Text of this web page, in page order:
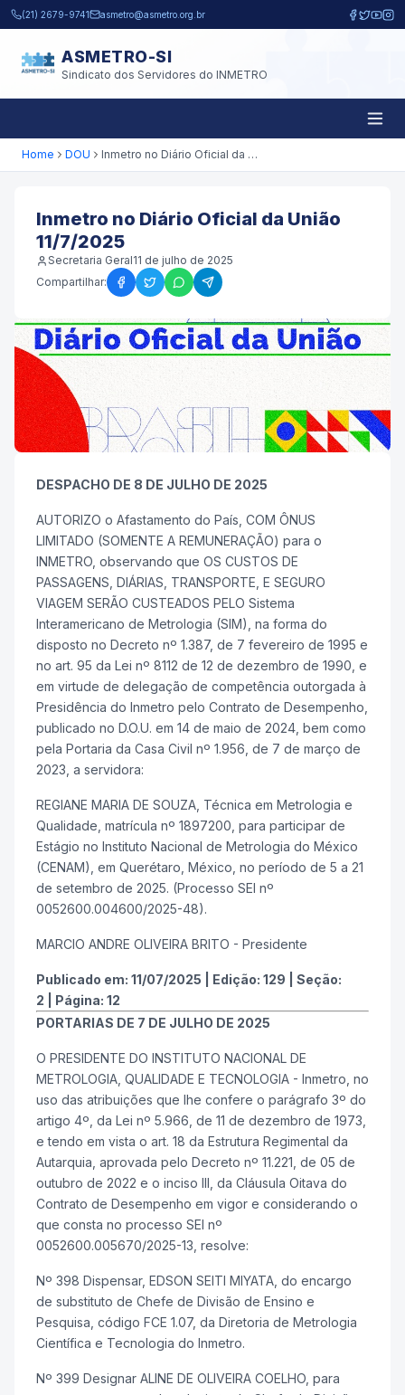
Pular para o conteúdo principal
(21) 2679-9741 asmetro@asmetro.org.br
ASMETRO-SI
Sindicato dos Servidores do INMETRO
Home DOU Inmetro no Diário Oficial da União 11/7/2025
Inmetro no Diário Oficial da União
11/7/2025
Secretaria Geral11 de julho de 2025
Compartilhar:
DESPACHO DE 8 DE JULHO DE 2025
AUTORIZO o Afastamento do País, COM ÔNUS
LIMITADO (SOMENTE A REMUNERAÇÃO) para o
INMETRO, observando que OS CUSTOS DE
PASSAGENS, DIÁRIAS, TRANSPORTE, E SEGURO
VIAGEM SERÃO CUSTEADOS PELO Sistema
Interamericano de Metrologia (SIM), na forma do
disposto no Decreto nº 1.387, de 7 fevereiro de 1995 e
no art. 95 da Lei nº 8112 de 12 de dezembro de 1990, e
em virtude de delegação de competência outorgada à
Presidência do Inmetro pelo Contrato de Desempenho,
publicado no D.O.U. em 14 de maio de 2024, bem como
pela Portaria da Casa Civil nº 1.956, de 7 de março de
2023, a servidora:
REGIANE MARIA DE SOUZA, Técnica em Metrologia e
Qualidade, matrícula nº 1897200, para participar de
Estágio no Instituto Nacional de Metrologia do México
(CENAM), em Querétaro, México, no período de 5 a 21
de setembro de 2025. (Processo SEI nº
0052600.004600/2025-48).
MARCIO ANDRE OLIVEIRA BRITO - Presidente
Publicado em: 11/07/2025 Edição: 129
Seção:
2
Página: 12
PORTARIAS DE 7 DE JULHO DE 2025
O PRESIDENTE DO INSTITUTO NACIONAL DE
METROLOGIA, QUALIDADE E TECNOLOGIA - Inmetro, no
uso das atribuições que lhe confere o parágrafo 3º do
artigo 4º, da Lei nº 5.966, de 11 de dezembro de 1973,
e tendo em vista o art. 18 da Estrutura Regimental da
Autarquia, aprovada pelo Decreto nº 11.221, de 05 de
outubro de 2022 e o inciso III, da Cláusula Oitava do
Contrato de Desempenho em vigor e considerando o
que consta no processo SEI nº
0052600.005670/2025-13, resolve:
Nº 398 Dispensar, EDSON SEITI MIYATA, do encargo
de substituto de Chefe de Divisão de Ensino e
Pesquisa, código FCE 1.07, da Diretoria de Metrologia
Científica e Tecnologia do Inmetro.
Nº 399 Designar ALINE DE OLIVEIRA COELHO, para